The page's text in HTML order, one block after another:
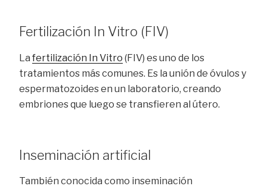
Fertilización In Vitro (FIV)
La fertilización In Vitro (FIV) es uno de los
tratamientos más comunes. Es la unión de óvulos y
espermatozoides en un laboratorio, creando
embriones que luego se transfieren al útero.
Inseminación artificial
También conocida como inseminación